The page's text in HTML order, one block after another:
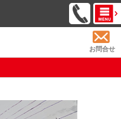
お問合せ